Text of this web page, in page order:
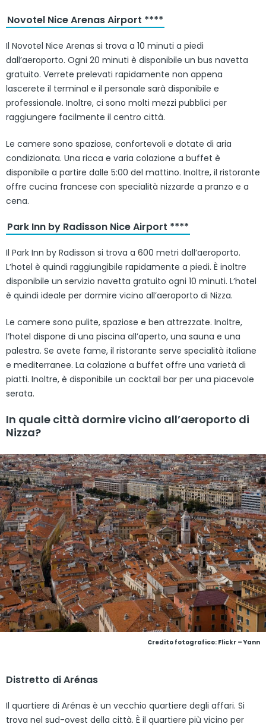
Novotel Nice Arenas Airport ****
Il Novotel Nice Arenas si trova a 10 minuti a piedi
dall’aeroporto. Ogni 20 minuti è disponibile un bus navetta
gratuito. Verrete prelevati rapidamente non appena
lascerete il terminal e il personale sarà disponibile e
professionale. Inoltre, ci sono molti mezzi pubblici per
raggiungere facilmente il centro città.
Le camere sono spaziose, confortevoli e dotate di aria
condizionata. Una ricca e varia colazione a buffet è
disponibile a partire dalle 5:00 del mattino. Inoltre, il ristorante
offre cucina francese con specialità nizzarde a pranzo e a
cena.
Park Inn by Radisson Nice Airport ****
Il Park Inn by Radisson si trova a 600 metri dall’aeroporto.
L’hotel è quindi raggiungibile rapidamente a piedi. È inoltre
disponibile un servizio navetta gratuito ogni 10 minuti. L’hotel
è quindi ideale per dormire vicino all’aeroporto di Nizza.
Le camere sono pulite, spaziose e ben attrezzate. Inoltre,
l’hotel dispone di una piscina all’aperto, una sauna e una
palestra. Se avete fame, il ristorante serve specialità italiane
e mediterranee. La colazione a buffet offre una varietà di
piatti. Inoltre, è disponibile un cocktail bar per una piacevole
serata.
In quale città dormire vicino all’aeroporto di
Nizza?
Credito fotografico: Flickr – Yann
Distretto di Arénas
Il quartiere di Arénas è un vecchio quartiere degli affari. Si
trova nel sud-ovest della città. È il quartiere più vicino per